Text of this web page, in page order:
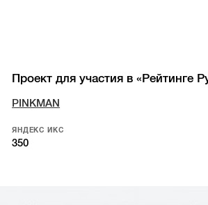
Проект для участия в «Рейтинге
PINKMAN
ЯНДЕКС ИКС
350